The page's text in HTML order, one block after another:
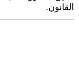
القانون.